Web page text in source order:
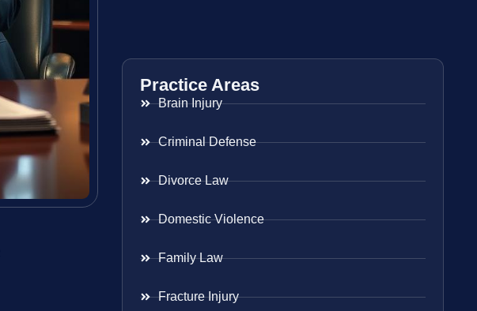
Practice Areas
Brain Injury
Criminal Defense
Divorce Law
Domestic Violence
Family Law
Fracture Injury